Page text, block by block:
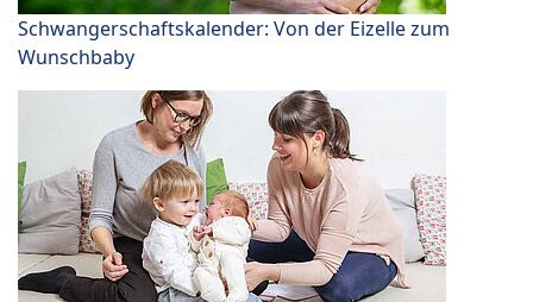
Schwangerschaftskalender: Von der Eizelle zum
Wunschbaby